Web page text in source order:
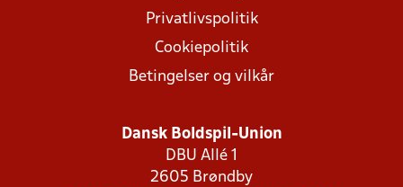
Privatlivspolitik
Cookiepolitik
Betingelser og vilkår
Dansk Boldspil-Union
DBU Allé 1
2605 Brøndby